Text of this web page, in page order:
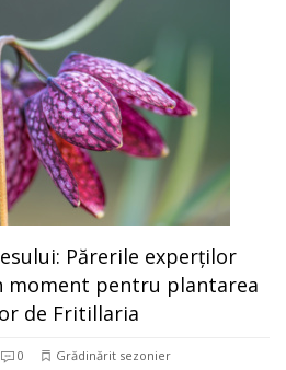
Părerile experților
moment pentru plantarea
de Fritillaria
0 Grădinărit sezonier